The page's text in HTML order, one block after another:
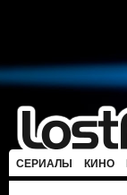
СЕРИАЛЫ КИНО